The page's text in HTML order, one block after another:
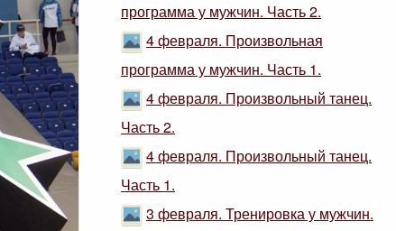
программа у мужчин. Часть 2.
4 февраля. Произвольная
программа у мужчин. Часть 1.
4 февраля. Произвольный танец.
Часть 2.
4 февраля. Произвольный танец.
Часть 1.
3 февраля. Тренировка у мужчин.